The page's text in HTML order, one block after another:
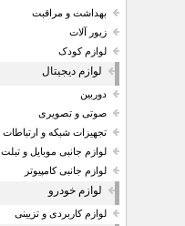
بهداشت و مراقبت
زیور آلات
لوازم کودک
لوازم دیجیتال
دوربین
صوتی و تصویری
تجهیزات شبکه و ارتباطات
لوازم جانبی موبایل و تبلت
لوازم جانبی کامپیوتر
لوازم خودرو
لوازم کاربردی و تزیینی